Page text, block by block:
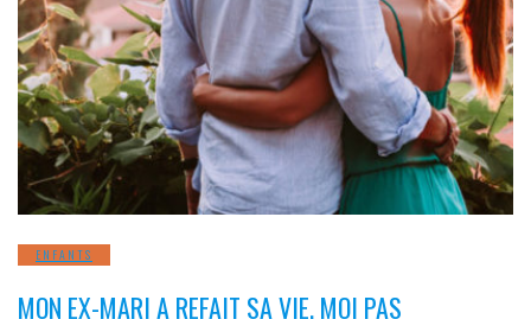
ENFANTS
MON EX-MARI A REFAIT SA VIE, MOI PAS